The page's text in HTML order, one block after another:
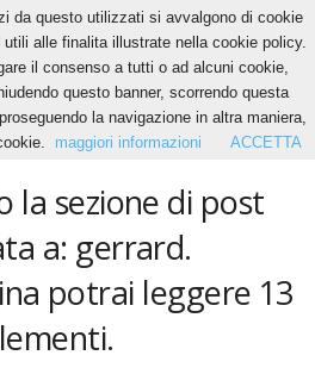
la sezione di post
a: gerrard.
potrai leggere 13
da questo utilizzati si avvalgono di cookie
alle finalita illustrate nella cookie policy.
il consenso a tutti o ad alcuni cookie,
questo banner, scorrendo questa
la navigazione in altra maniera,
maggiori informazioni ACCETTA